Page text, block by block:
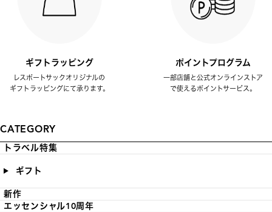
ギフトラッピング
レスポートサックオリジナルの
ギフトラッピングにて承ります。
ポイントプログラム
一部店舗と公式オンラインストア
で使えるポイントサービス。
CATEGORY
トラベル特集
ギフト
新作
エッセンシャル10周年